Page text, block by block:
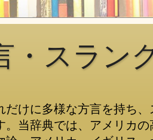
・スラン
だけに多様な方言を持ち
当辞典では、アメリカ